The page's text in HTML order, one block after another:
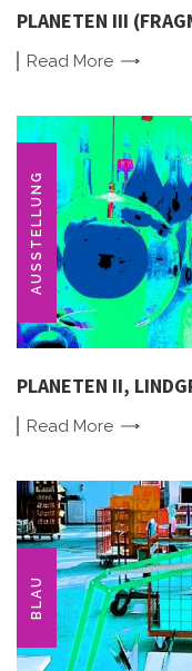
PLANETEN III
Read More
AUSSTELLUNG
PLANETEN II,
Read More
BLAU